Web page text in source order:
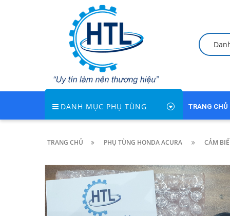
DANH MỤC PHỤ TÙNG TRANG CHỦ
TRANG CHỦ PHỤ TÙNG HONDA ACURA CẢM